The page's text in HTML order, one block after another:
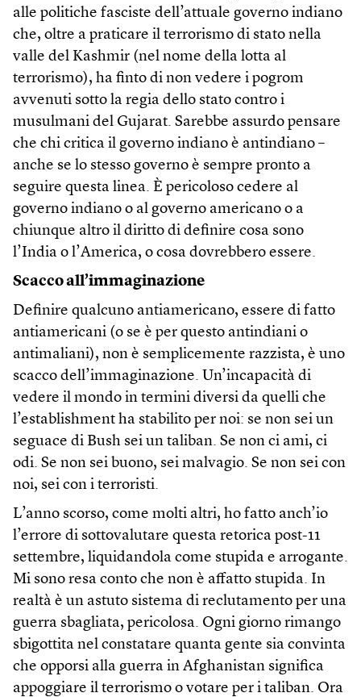
alle politiche fasciste dell’attuale governo indiano
che, oltre a praticare il terrorismo di stato nella
valle del Kashmir (nel nome della lotta al
terrorismo), ha finto di non vedere i pogrom
avvenuti sotto la regia dello stato contro i
musulmani del Gujarat. Sarebbe assurdo pensare
che chi critica il governo indiano è antindiano –
anche se lo stesso governo è sempre pronto a
seguire questa linea. È pericoloso cedere al
governo indiano o al governo americano o a
chiunque altro il diritto di definire cosa sono
l’India o l’America, o cosa dovrebbero essere.
Scacco all’immaginazione
Definire qualcuno antiamericano, essere di fatto
antiamericani (o se è per questo antindiani o
antimaliani), non è semplicemente razzista, è uno
scacco dell’immaginazione. Un’incapacità di
vedere il mondo in termini diversi da quelli che
l’establishment ha stabilito per noi: se non sei un
seguace di Bush sei un taliban. Se non ci ami, ci
odi. Se non sei buono, sei malvagio. Se non sei con
noi, sei con i terroristi.
L’anno scorso, come molti altri, ho fatto anch’io
l’errore di sottovalutare questa retorica post-11
settembre, liquidandola come stupida e arrogante.
Mi sono resa conto che non è affatto stupida. In
realtà è un astuto sistema di reclutamento per una
guerra sbagliata, pericolosa. Ogni giorno rimango
sbigottita nel constatare quanta gente sia convinta
che opporsi alla guerra in Afghanistan significa
appoggiare il terrorismo o votare per i taliban. Ora